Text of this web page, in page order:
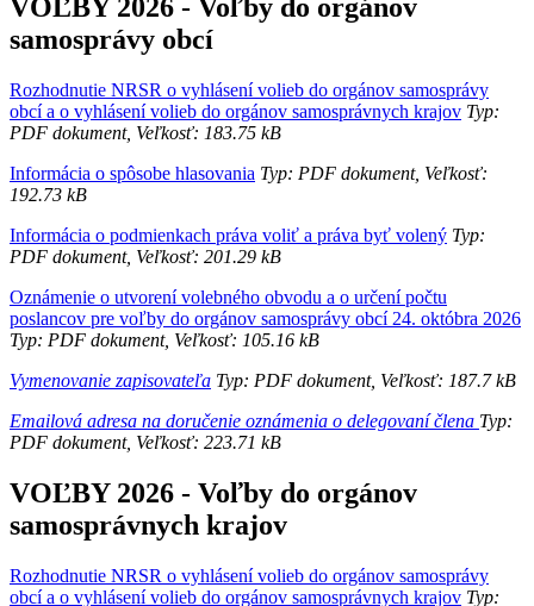
VOĽBY 2026 - Voľby do orgánov
samosprávy obcí
Rozhodnutie NRSR o vyhlásení volieb do orgánov samosprávy
obcí a o vyhlásení volieb do orgánov samosprávnych krajov Typ:
PDF dokument, Veľkosť: 183.75 kB
Informácia o spôsobe hlasovania Typ: PDF dokument, Veľkosť:
192.73 kB
Informácia o podmienkach práva voliť a práva byť volený Typ:
PDF dokument, Veľkosť: 201.29 kB
Oznámenie o utvorení volebného obvodu a o určení počtu
poslancov pre voľby do orgánov samosprávy obcí 24. októbra 2026
Typ: PDF dokument, Veľkosť: 105.16 kB
Vymenovanie zapisovateľa Typ: PDF dokument, Veľkosť: 187.7 kB
Emailová adresa na doručenie oznámenia o delegovaní člena Typ:
PDF dokument, Veľkosť: 223.71 kB
VOĽBY 2026 - Voľby do orgánov
samosprávnych krajov
Rozhodnutie NRSR o vyhlásení volieb do orgánov samosprávy
obcí a o vyhlásení volieb do orgánov samosprávnych krajov Typ: